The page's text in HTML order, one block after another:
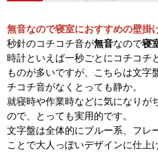
無音なので寝室におすすめの壁掛
秒針のコチコチ音が無音なので寝
時計といえば一秒ごとにコチコチ
ものが多いですが、こちらは文字
チコチ音がなくとっても静か。
就寝時や作業時などに気になりが
ので、とっても実用的です。
文字盤は全体的にブルー系、フレ
ことで大人っぽいデザインに仕上